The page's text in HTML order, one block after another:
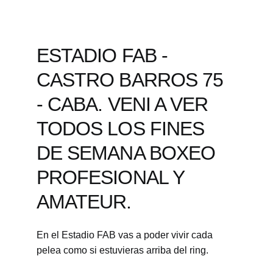
ESTADIO FAB -
CASTRO BARROS 75
- CABA. VENI A VER
TODOS LOS FINES
DE SEMANA BOXEO
PROFESIONAL Y
AMATEUR.
En el Estadio FAB vas a poder vivir cada
pelea como si estuvieras arriba del ring.